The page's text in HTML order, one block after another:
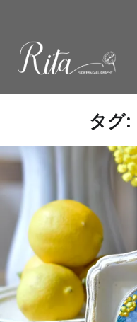
へ
ッ
タグ: